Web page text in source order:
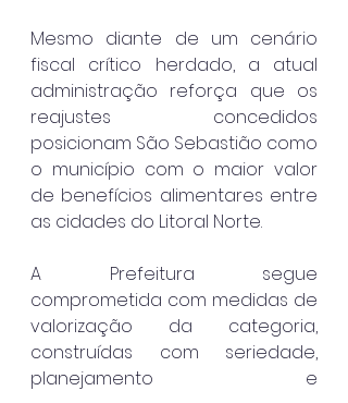
Mesmo diante de um cenário
fiscal crítico herdado, a atual
administração reforça que os
reajustes concedidos
posicionam São Sebastião como
o município com o maior valor
de benefícios alimentares entre
as cidades do Litoral Norte.
A Prefeitura segue
comprometida com medidas de
valorização da categoria,
construídas com seriedade,
planejamento e